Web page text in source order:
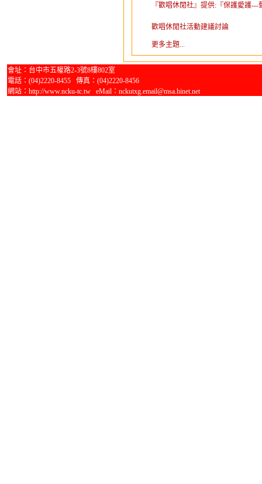
『歡唱休閒社』提供:『保護愛護
歡唱休閒社活動建議討論
更多主題...
會址：台中市五權路2-3號8樓802室
電話：(04)2220-8455 傳真：(04)2220-8456
網站：http://www.ncku-tc.tw eMail：nckutxg.email@msa.hinet.net